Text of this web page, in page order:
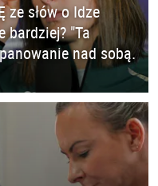
ze słów o Idze
bardziej? "Ta
nad sobą.